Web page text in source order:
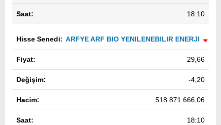
18:10
ARFYE ARF BIO YENILENEBILIR ENERJI
29,66
-4,20
518.871.666,06
18:10